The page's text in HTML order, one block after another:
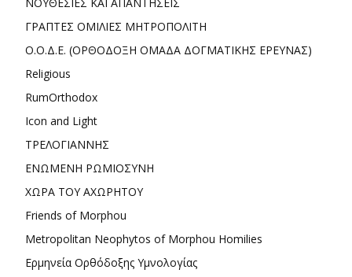
ΓΡΑΠΤΕΣ ΟΜΙΛΙΕΣ ΜΗΤΡΟΠΟΛΙΤΗ
Ο.Ο.Δ.Ε. (ΟΡΘΟΔΟΞΗ ΟΜΑΔΑ ΔΟΓΜΑΤΙΚΗΣ ΕΡΕΥΝΑΣ)
Religious
RumOrthodox
Icon and Light
ΤΡΕΛΟΓΙΑΝΝΗΣ
ΕΝΩΜΕΝΗ ΡΩΜΙΟΣΥΝΗ
ΧΩΡΑ ΤΟΥ ΑΧΩΡΗΤΟΥ
Friends of Morphou
Metropolitan Neophytos of Morphou Homilies
Ερμηνεία Ορθόδοξης Υμνολογίας